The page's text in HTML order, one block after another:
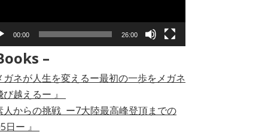
00:00 26:00
–
ガネが人生を変えるー最初の一歩をメガネ
び越えるー 』
人からの挑戦 ー7大陸最高峰登頂までの
日ー 』